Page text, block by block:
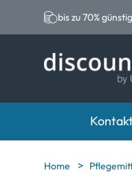
bis zu 70%
Marken
Home